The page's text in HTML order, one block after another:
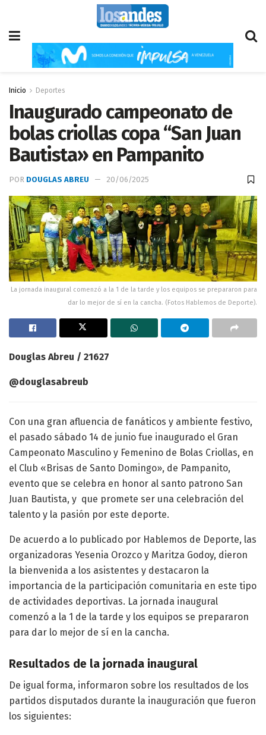
Inicio Deportes
Inaugurado campeonato de
bolas criollas copa “San Juan
Bautista» en Pampanito
POR DOUGLAS ABREU 20/06/2025
La jornada inaugural comenzó a la 1 de la tarde y los equipos se prepararon para
dar lo mejor de sí en la cancha. (Fotos Hablemos de Deporte).
Douglas Abreu / 21627
@douglasabreub
Con una gran afluencia de fanáticos y ambiente festivo,
el pasado sábado 14 de junio fue inaugurado el Gran
Campeonato Masculino y Femenino de Bolas Criollas, en
el Club «Brisas de Santo Domingo», de Pampanito,
evento que se celebra en honor al santo patrono San
Juan Bautista, y que promete ser una celebración del
talento y la pasión por este deporte.
De acuerdo a lo publicado por Hablemos de Deporte, las
organizadoras Yesenia Orozco y Maritza Godoy, dieron
la bienvenida a los asistentes y destacaron la
importancia de la participación comunitaria en este tipo
de actividades deportivas. La jornada inaugural
comenzó a la 1 de la tarde y los equipos se prepararon
para dar lo mejor de sí en la cancha.
Resultados de la jornada inaugural
De igual forma, informaron sobre los resultados de los
partidos disputados durante la inauguración que fueron
los siguientes: